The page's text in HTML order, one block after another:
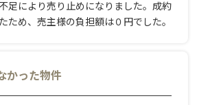
足により売り止めになりました。成約
ため、売主様の負担額は０円でした。
かった物件